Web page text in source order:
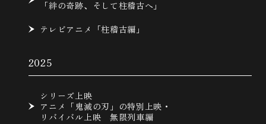
「絆の奇跡、そして柱稽古へ」
テレビアニメ「柱稽古編」
2025
シリーズ上映
アニメ「鬼滅の刃」の特別上映・
リバイバル上映 無限列車編